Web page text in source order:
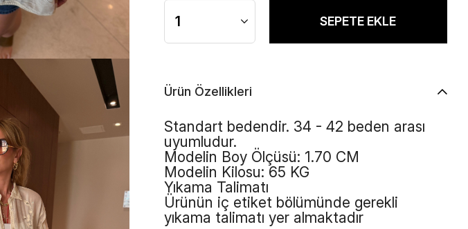
Ürün Özellikleri
Standart bedendir. 34 - 42 beden arası
uyumludur.
Modelin Boy Ölçüsü: 1.70 CM
Modelin Kilosu: 65 KG
Yıkama Talimatı
Ürünün iç etiket bölümünde gerekli
yıkama talimatı yer almaktadır